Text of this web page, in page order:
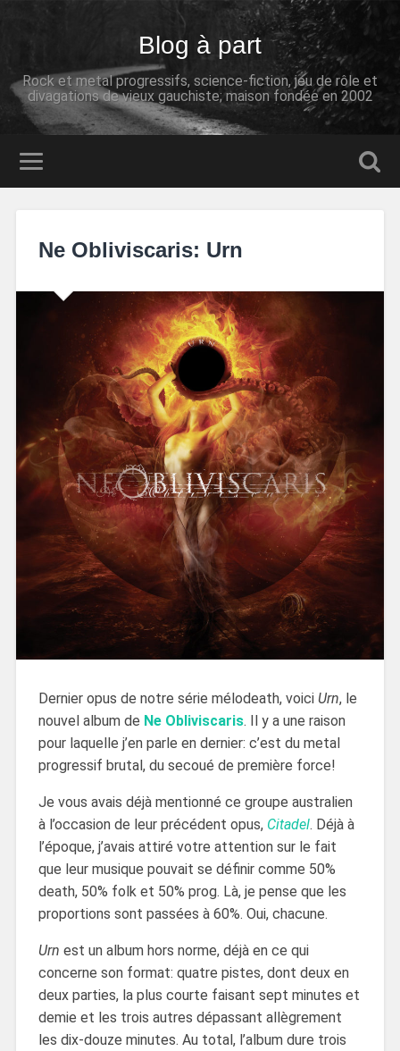
Blog à part
Rock et metal progressifs, science-fiction, jeu de rôle et
divagations de vieux gauchiste; maison fondée en 2002
Ne Obliviscaris: Urn
Dernier opus de notre série mélodeath, voici Urn, le
nouvel album de Ne Obliviscaris. Il y a une raison
pour laquelle j’en parle en dernier: c’est du metal
progressif brutal, du secoué de première force!
Je vous avais déjà mentionné ce groupe australien
à l’occasion de leur précédent opus, Citadel. Déjà à
l’époque, j’avais attiré votre attention sur le fait
que leur musique pouvait se définir comme 50%
death, 50% folk et 50% prog. Là, je pense que les
proportions sont passées à 60%. Oui, chacune.
Urn est un album hors norme, déjà en ce qui
concerne son format: quatre pistes, dont deux en
deux parties, la plus courte faisant sept minutes et
demie et les trois autres dépassant allègrement
les dix-douze minutes. Au total, l’album dure trois